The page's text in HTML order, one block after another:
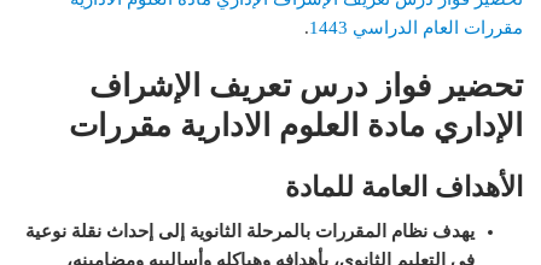
مقررات العام الدراسي 1443
.
تحضير فواز درس تعريف الإشراف
الإداري مادة العلوم الادارية مقررات
الأهداف العامة للمادة
يهدف نظام المقررات بالمرحلة الثانوية إلى إحداث نقلة نوعية
في التعليم الثانوي، بأهدافه وهياكله وأساليبه ومضامينه،